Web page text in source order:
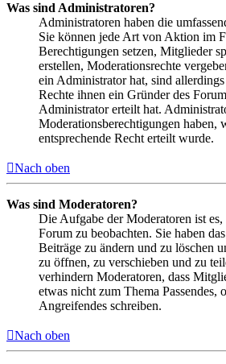
Was sind Administratoren?
Administratoren haben die
Sie können jede Art von Aktion im
Berechtigungen setzen, Mitglieder
erstellen, Moderationsrechte
ein Administrator hat, sind
Rechte ihnen ein Gründer des
Administrator erteilt hat.
Moderationsberechtigungen haben,
entsprechende Recht erteilt wurde.
Nach oben
Was sind Moderatoren?
Die Aufgabe der Moderatoren ist es,
Forum zu beobachten. Sie haben
Beiträge zu ändern und zu löschen
zu öffnen, zu verschieben und zu
verhindern Moderatoren, dass
etwas nicht zum Thema Passendes,
Angreifendes schreiben.
Nach oben